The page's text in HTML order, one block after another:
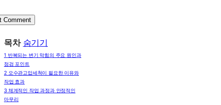
목차 숨기기
1 반복되는 변기 막힘의 주요 원인과
점검 포인트
2 오수관고압세척이 필요한 이유와
작업 효과
3 체계적인 작업 과정과 안정적인
마무리